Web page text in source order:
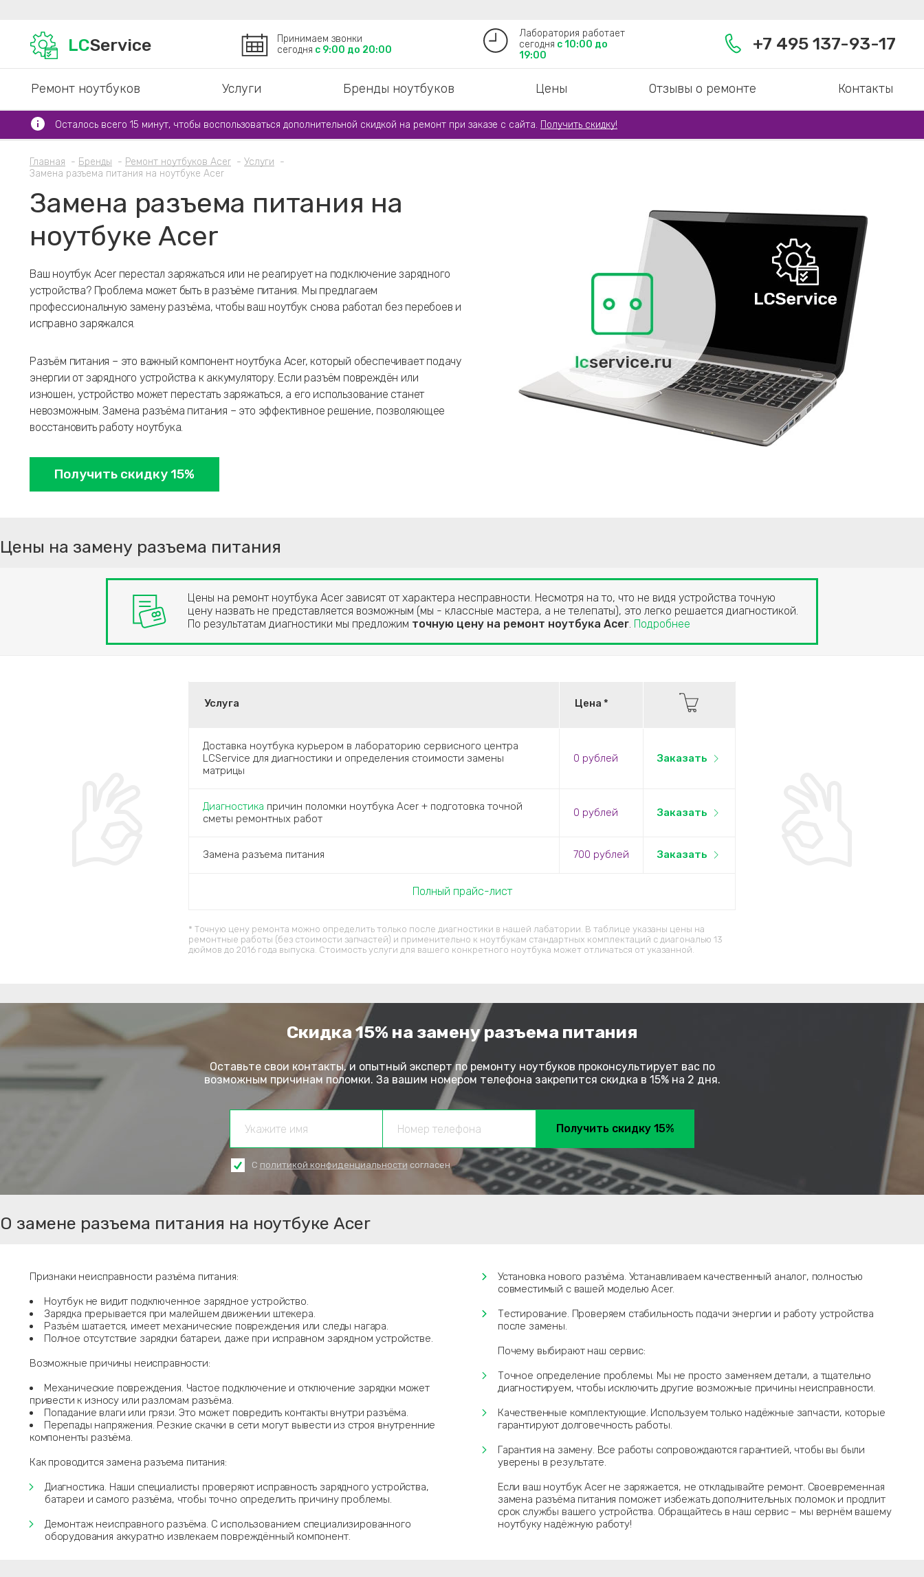
LCService
Принимаем звонки
сегодня с 9:00 до 20:00
Лаборатория работает
сегодня с 10:00 до
19:00
+7 495 137-93-17
Ремонт ноутбуков Услуги Бренды ноутбуков Цены Отзывы о ремонте Контакты
Осталось всего 15 минут, чтобы воспользоваться дополнительной скидкой на ремонт при заказе с сайта. Получить скидку!
Главная Бренды Ремонт ноутбуков Acer
Услуги
Замена разъема питания на ноутбуке Acer
Замена разъема питания на
ноутбуке Acer
Ваш ноутбук Acer перестал заряжаться или не реагирует на подключение зарядного
устройства? Проблема может быть в разъёме питания. Мы предлагаем
профессиональную замену разъёма, чтобы ваш ноутбук снова работал без перебоев и
исправно заряжался.
Разъём питания – это важный компонент ноутбука Acer, который обеспечивает подачу
энергии от зарядного устройства к аккумулятору. Если разъём повреждён или
изношен, устройство может перестать заряжаться, а его использование станет
невозможным. Замена разъёма питания – это эффективное решение, позволяющее
восстановить работу ноутбука.
Получить скидку 15%
Цены на замену разъема питания
Цены на ремонт ноутбука Acer зависят от характера несправности. Несмотря на то, что не видя устройства точную
цену назвать не представляется возможным (мы - классные мастера, а не телепаты), это легко решается диагностикой.
По результатам диагностики мы предложим точную цену на ремонт ноутбука Acer. Подробнее
Услуга Цена *
Доставка ноутбука курьером в лабораторию сервисного центра
LCService для диагностики и определения стоимости замены
матрицы
0 рублей Заказать
Диагностика причин поломки ноутбука Acer + подготовка точной
сметы ремонтных работ
0 рублей Заказать
Замена разъема питания 700 рублей Заказать
Полный прайс-лист
* Точную цену ремонта можно определить только после диагностики в нашей лабатории. В таблице указаны цены на
ремонтные работы (без стоимости запчастей) и применительно к ноутбукам стандартных комплектаций c диагональю 13
дюймов до 2016 года выпуска. Стоимость услуги для вашего конкретного ноутбука может отличаться от указанной.
Скидка 15% на замену разъема питания
Оставьте свои контакты, и опытный эксперт по ремонту ноутбуков проконсультирует вас по
возможным причинам поломки. За вашим номером телефона закрепится скидка в 15% на 2 дня.
Получить скидку 15%
С политикой конфиденциальностисогласен
О замене разъема питания на ноутбуке Acer
Признаки неисправности разъёма питания:
Ноутбук не видит подключенное зарядное устройство.
Зарядка прерывается при малейшем движении штекера.
Разъём шатается, имеет механические повреждения или следы нагара.
Полное отсутствие зарядки батареи, даже при исправном зарядном устройстве.
Возможные причины неисправности:
Механические повреждения. Частое подключение и отключение зарядки может
привести к износу или разломам разъёма.
Попадание влаги или грязи. Это может повредить контакты внутри разъёма.
Перепады напряжения. Резкие скачки в сети могут вывести из строя внутренние
компоненты разъёма.
Как проводится замена разъема питания:
Диагностика. Наши специалисты проверяют исправность зарядного устройства,
батареи и самого разъёма, чтобы точно определить причину проблемы.
Демонтаж неисправного разъёма. С использованием специализированного
оборудования аккуратно извлекаем повреждённый компонент.
Установка нового разъёма. Устанавливаем качественный аналог, полностью
совместимый с вашей моделью Acer.
Тестирование. Проверяем стабильность подачи энергии и работу устройства
после замены.
Почему выбирают наш сервис:
Точное определение проблемы. Мы не просто заменяем детали, а тщательно
диагностируем, чтобы исключить другие возможные причины неисправности.
Качественные комплектующие. Используем только надёжные запчасти, которые
гарантируют долговечность работы.
Гарантия на замену. Все работы сопровождаются гарантией, чтобы вы были
уверены в результате.
Если ваш ноутбук Acer не заряжается, не откладывайте ремонт. Своевременная
замена разъёма питания поможет избежать дополнительных поломок и продлит
срок службы вашего устройства. Обращайтесь в наш сервис – мы вернём вашему
ноутбуку надёжную работу!